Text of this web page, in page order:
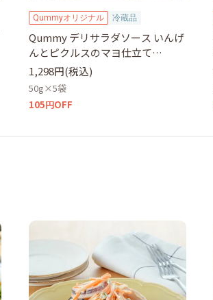
Qummyオリジナル 冷蔵品
Qummy デリサラダソース いんげ
んとピクルスのマヨ仕立て
50g×5袋
1,298円(税込)
50g×5袋
105円OFF